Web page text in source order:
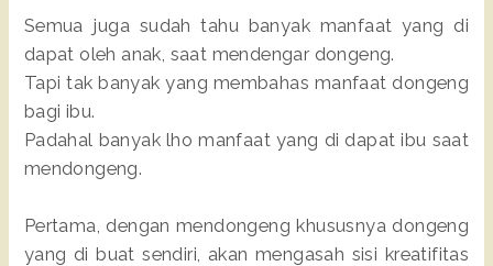
Semua juga sudah tahu banyak manfaat yang di
dapat oleh anak, saat mendengar dongeng.
Tapi tak banyak yang membahas manfaat dongeng
bagi ibu.
Padahal banyak lho manfaat yang di dapat ibu saat
mendongeng.
Pertama, dengan mendongeng khususnya dongeng
yang di buat sendiri, akan mengasah sisi kreatifitas